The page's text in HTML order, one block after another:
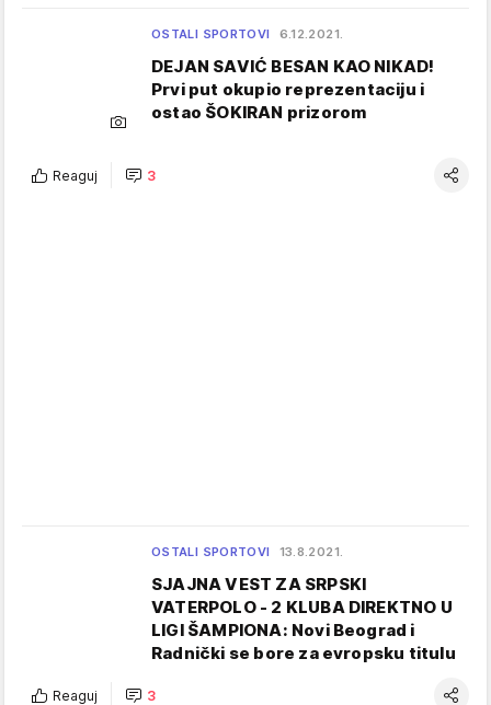
OSTALI SPORTOVI 6.12.2021.
DEJAN SAVIĆ BESAN KAO NIKAD!
Prvi put okupio reprezentaciju i
ostao ŠOKIRAN prizorom
Reaguj 3
OSTALI SPORTOVI 13.8.2021.
SJAJNA VEST ZA SRPSKI
VATERPOLO - 2 KLUBA DIREKTNO U
LIGI ŠAMPIONA: Novi Beograd i
Radnički se bore za evropsku titulu
Reaguj 3